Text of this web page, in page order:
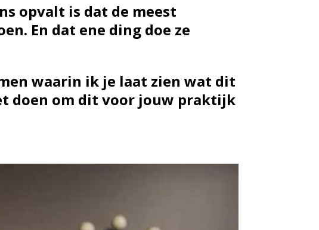
opvalt is dat de meest
En dat ene ding doe ze
waarin ik je laat zien wat dit
doen om dit voor jouw praktijk